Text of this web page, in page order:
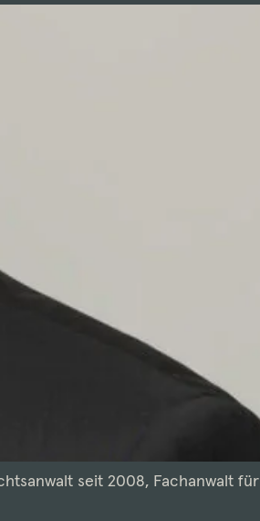
seit 2008, Fachanwalt für